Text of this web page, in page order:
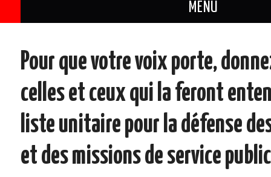
MENU
INSTANCES – ELU/ES CGT
VOS DROITS
RÉGIONS
NOTRE SYNDICAT
Pour que votre voix porte,
celles et ceux qui la feront
liste unitaire pour la défense
et des missions de service public